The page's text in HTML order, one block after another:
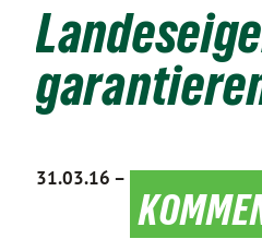
31.03.16 –